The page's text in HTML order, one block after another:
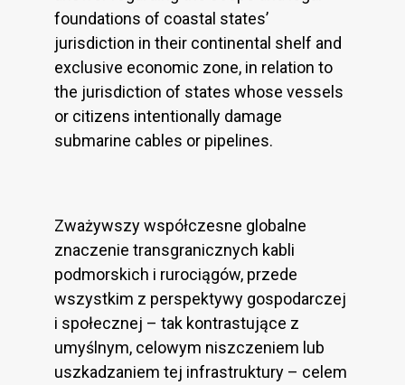
foundations of coastal states’
jurisdiction in their continental shelf and
exclusive economic zone, in relation to
the jurisdiction of states whose vessels
or citizens intentionally damage
submarine cables or pipelines.
Zważywszy współczesne globalne
znaczenie transgranicznych kabli
podmorskich i rurociągów, przede
wszystkim z perspektywy gospodarczej
i społecznej – tak kontrastujące z
umyślnym, celowym niszczeniem lub
uszkadzaniem tej infrastruktury – celem